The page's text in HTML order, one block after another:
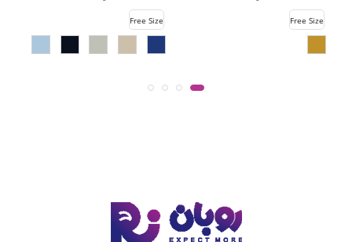
Free Size
Free Size